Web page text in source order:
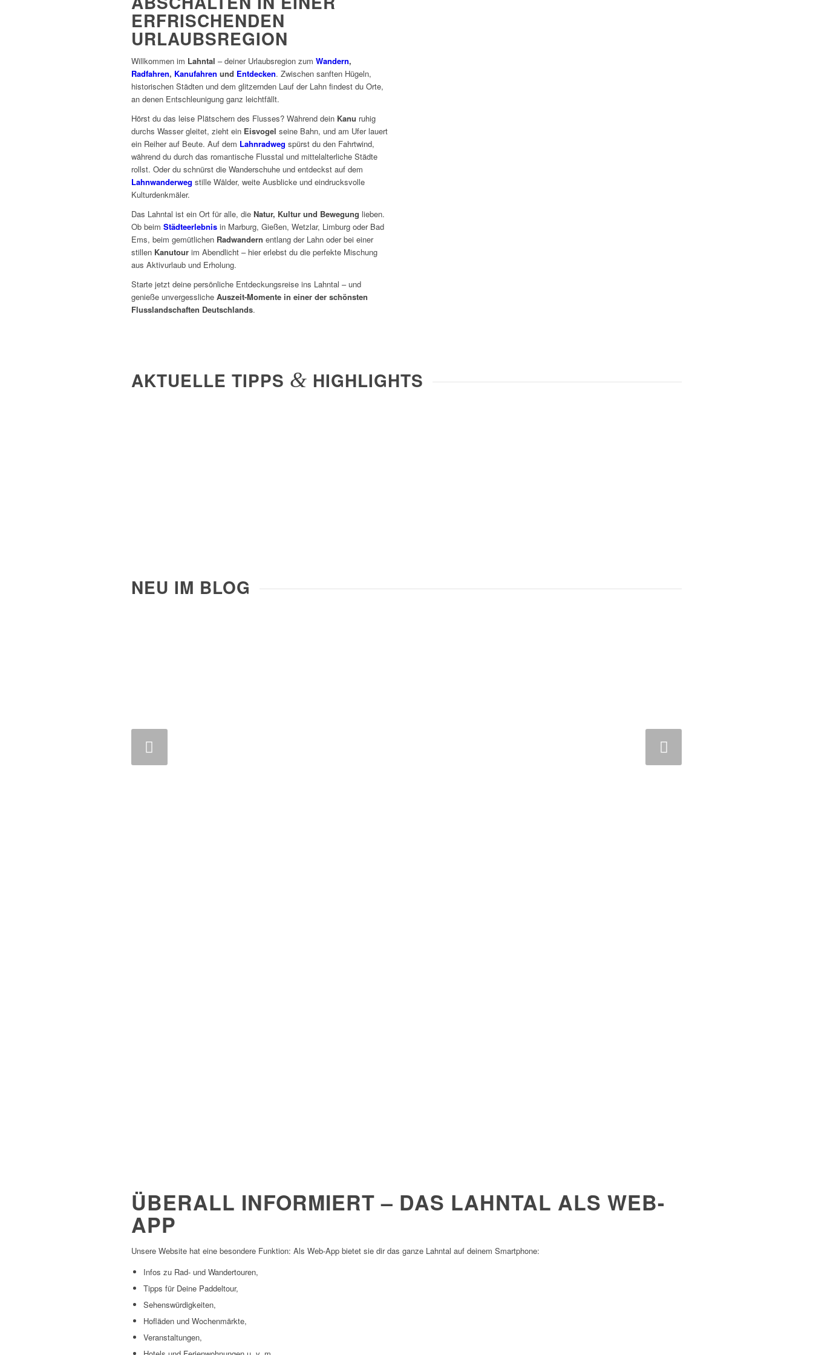
ERFRISCHENDEN
URLAUBSREGION
Willkommen im Lahntal – deiner Urlaubsregion zum Wandern,
Radfahren, Kanufahren und Entdecken. Zwischen sanften Hügeln,
historischen Städten und dem glitzernden Lauf der Lahn findest du Orte,
an denen Entschleunigung ganz leichtfällt.
Hörst du das leise Plätschern des Flusses? Während dein Kanu ruhig
durchs Wasser gleitet, zieht ein Eisvogel seine Bahn, und am Ufer lauert
ein Reiher auf Beute. Auf dem Lahnradweg spürst du den Fahrtwind,
während du durch das romantische Flusstal und mittelalterliche Städte
rollst. Oder du schnürst die Wanderschuhe und entdeckst auf dem
Lahnwanderweg stille Wälder, weite Ausblicke und eindrucksvolle
Kulturdenkmäler.
Das Lahntal ist ein Ort für alle, die Natur, Kultur und Bewegung lieben.
Ob beim Städteerlebnis in Marburg, Gießen, Wetzlar, Limburg oder Bad
Ems, beim gemütlichen Radwandern entlang der Lahn oder bei einer
stillen Kanutour im Abendlicht – hier erlebst du die perfekte Mischung
aus Aktivurlaub und Erholung.
Starte jetzt deine persönliche Entdeckungsreise ins Lahntal – und
genieße unvergessliche Auszeit-Momente in einer der schönsten
Flusslandschaften Deutschlands.
AKTUELLE TIPPS & HIGHLIGHTS
NEU IM BLOG
ÜBERALL INFORMIERT – DAS LAHNTAL ALS WEB-
APP
Unsere Website hat eine besondere Funktion: Als Web-App bietet sie dir das ganze Lahntal auf deinem Smartphone:
Infos zu Rad- und Wandertouren,
Tipps für Deine Paddeltour,
Sehenswürdigkeiten,
Hofläden und Wochenmärkte,
Veranstaltungen,